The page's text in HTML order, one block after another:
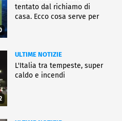
tentato dal richiamo di
casa. Ecco cosa serve per
ULTIME NOTIZIE
L'Italia tra tempeste, super
caldo e incendi